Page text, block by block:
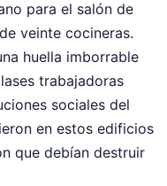
para el salón de
veinte cocineras.
huella imborrable
trabajadoras
sociales del
en estos edificios
que debían destruir